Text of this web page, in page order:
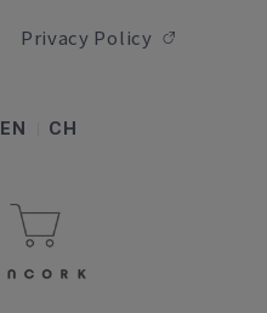
Privacy Policy
EN CH